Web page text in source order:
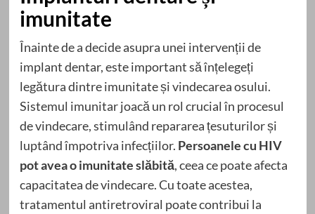
imunitate
Înainte de a decide asupra unei intervenții de
implant dentar, este important să înțelegeți
legătura dintre imunitate și vindecarea osului.
Sistemul imunitar joacă un rol crucial în procesul
de vindecare, stimulând repararea țesuturilor și
luptând împotriva infecțiilor. Persoanele cu HIV
pot avea o imunitate slăbită, ceea ce poate afecta
capacitatea de vindecare. Cu toate acestea,
tratamentul antiretroviral poate contribui la